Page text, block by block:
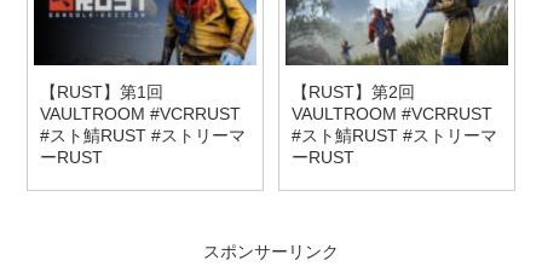
【RUST】第1回
VAULTROOM #VCRRUST
#スト鯖RUST #ストリーマ
ーRUST
【RUST】第2回
VAULTROOM #VCRRUST
#スト鯖RUST #ストリーマ
ーRUST
スポンサーリンク